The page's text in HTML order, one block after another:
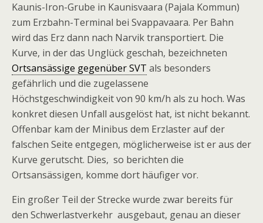
Kaunis-Iron-Grube in Kaunisvaara (Pajala Kommun)
zum Erzbahn-Terminal bei Svappavaara. Per Bahn
wird das Erz dann nach Narvik transportiert. Die
Kurve, in der das Unglück geschah, bezeichneten
Ortsansässige gegenüber SVT als besonders
gefährlich und die zugelassene
Höchstgeschwindigkeit von 90 km/h als zu hoch. Was
konkret diesen Unfall ausgelöst hat, ist nicht bekannt.
Offenbar kam der Minibus dem Erzlaster auf der
falschen Seite entgegen, möglicherweise ist er aus der
Kurve gerutscht. Dies, so berichten die
Ortsansässigen, komme dort häufiger vor.
Ein großer Teil der Strecke wurde zwar bereits für
den Schwerlastverkehr ausgebaut, genau an dieser